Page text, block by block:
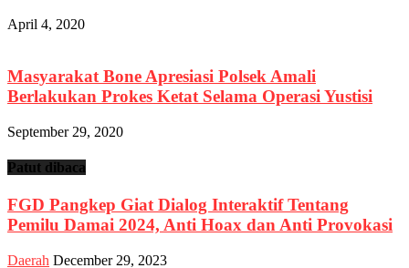
April 4, 2020
Masyarakat Bone Apresiasi Polsek Amali
Berlakukan Prokes Ketat Selama Operasi Yustisi
September 29, 2020
Patut dibaca
FGD Pangkep Giat Dialog Interaktif Tentang
Pemilu Damai 2024, Anti Hoax dan Anti Provokasi
Daerah December 29, 2023